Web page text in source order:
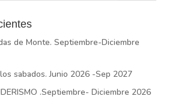
de Monte. Septiembre-Diciembre
sabados. Junio 2026 -Sep 2027
.Septiembre- Diciembre 2026